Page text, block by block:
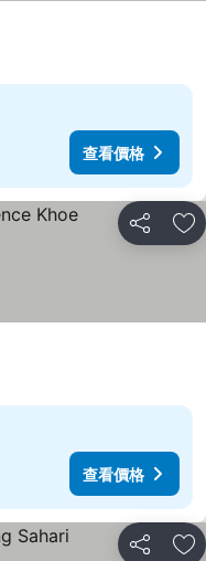
查看價格
分享 加
查看價格
分享 加